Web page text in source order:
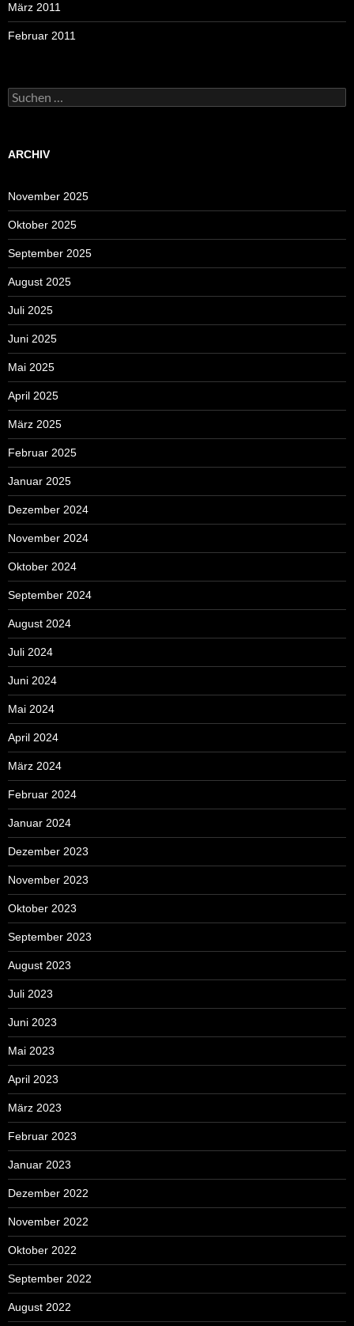
März 2011
Februar 2011
Suchen
nach:
ARCHIV
November 2025
Oktober 2025
September 2025
August 2025
Juli 2025
Juni 2025
Mai 2025
April 2025
März 2025
Februar 2025
Januar 2025
Dezember 2024
November 2024
Oktober 2024
September 2024
August 2024
Juli 2024
Juni 2024
Mai 2024
April 2024
März 2024
Februar 2024
Januar 2024
Dezember 2023
November 2023
Oktober 2023
September 2023
August 2023
Juli 2023
Juni 2023
Mai 2023
April 2023
März 2023
Februar 2023
Januar 2023
Dezember 2022
November 2022
Oktober 2022
September 2022
August 2022